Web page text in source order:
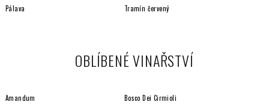
Pálava Tramín červený
OBLÍBENÉ VINAŘSTVÍ
Amandum Bosco Dei Cirmioli